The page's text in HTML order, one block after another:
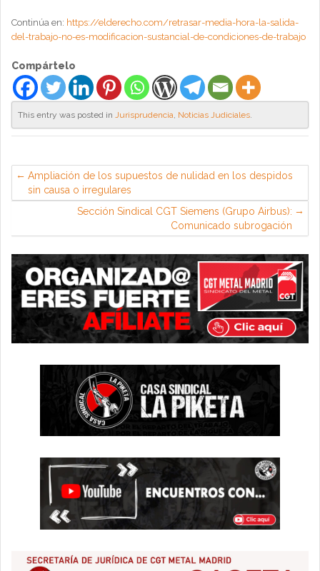
Continúa en: https://elderecho.com/retrasar-media-hora-la-salida-
del-trabajo-no-es-modificacion-sustancial-de-condiciones-de-trabajo
Compártelo
This entry was posted in Jurisprudencia, Noticias Judiciales.
Ampliación de los supuestos de nulidad en los despidos
sin causa o irregulares
Sección Sindical CGT Siemens (Grupo Airbus):
Comunicado subrogación